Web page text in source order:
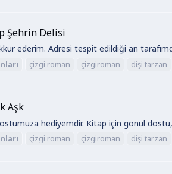
Şehrin Delisi
ederim. Adresi tespit edildiği an
çizgi roman çizgiroman dişi tarzan
Aşk
hediyemdir. Kitap için gönül
çizgi roman çizgiroman dişi tarzan